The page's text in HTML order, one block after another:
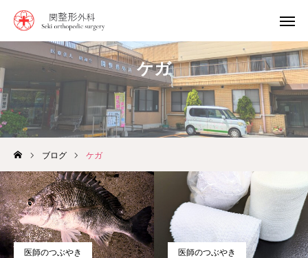
ケガ
ブログ ケガ
医師のつぶやき 医師のつぶやき
0968-64-0237 診療時間
診療案内 アクセス
おしらせ
当院の特徴
おしらせ